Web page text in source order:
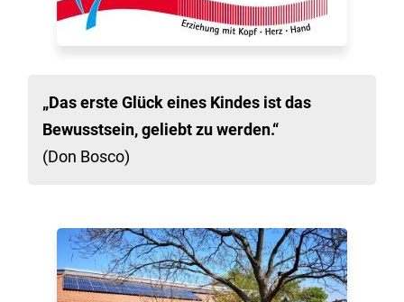
„Das erste Glück eines Kindes ist das
Bewusstsein, geliebt zu werden.“
(Don Bosco)